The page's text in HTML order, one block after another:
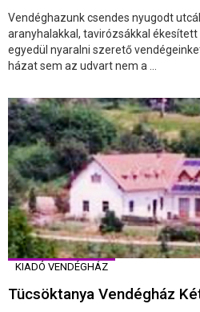
Vendéghazunk csendes nyugodt
aranyhalakkal, tavirózsákkal
egyedül nyaralni szerető
házat sem az udvart nem a ...
KIADÓ VENDÉGHÁZ
Tücsöktanya Vendégház